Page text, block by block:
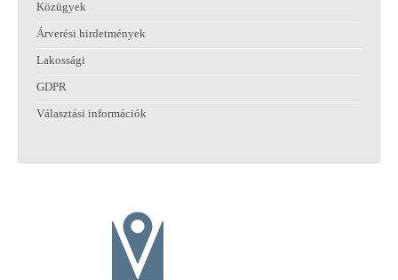
Közügyek
Árverési hirdetmények
Lakossági
GDPR
Választási információk